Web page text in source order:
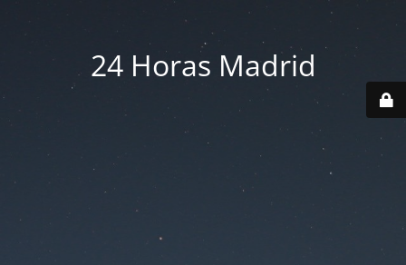
24 Horas Madrid